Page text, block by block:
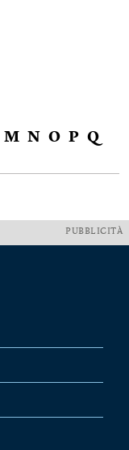
M N O P Q
PUBBLICITÀ